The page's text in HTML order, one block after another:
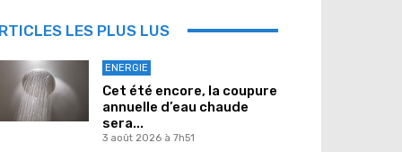
LES PLUS LUS
ENERGIE
Cet été encore, la coupure
annuelle d’eau chaude
sera...
3 août 2026 à 7h51